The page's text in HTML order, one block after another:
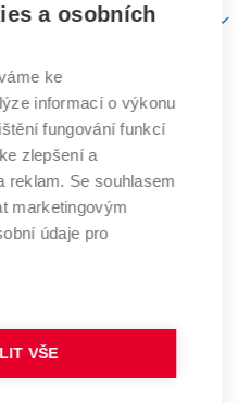
učení
technické
a osobních
ke
informací o výkonu
fungování funkcí
zlepšení a
reklam. Se souhlasem
marketingovým
údaje pro
VŠE